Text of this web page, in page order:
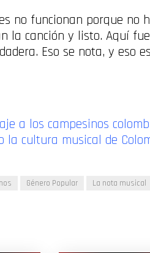
no funcionan porque no
la canción y listo. Aquí
Eso se nota, y eso
a los campesinos
la cultura musical de
Género Popular La nota musical